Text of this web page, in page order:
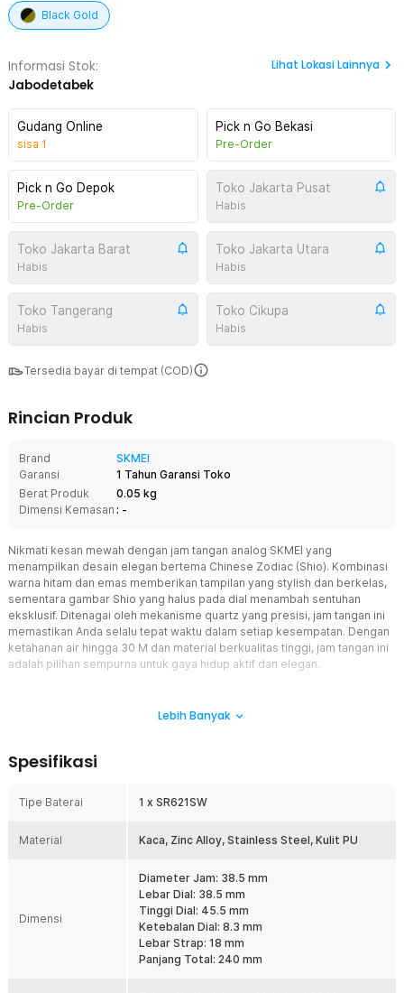
Black Gold
Informasi Stok:
Jabodetabek
Lihat Lokasi Lainnya
Gudang Online
sisa 1
Pick n Go Bekasi
Pre-Order
Pick n Go Depok
Pre-Order
Toko Jakarta Pusat
Habis
Toko Jakarta Barat
Habis
Toko Jakarta Utara
Habis
Toko Tangerang
Habis
Toko Cikupa
Habis
Tersedia bayar di tempat (COD)
Rincian Produk
Brand
SKMEI
Garansi
1 Tahun Garansi Toko
Berat Produk
0.05 kg
Dimensi Kemasan : -
Nikmati kesan mewah dengan jam tangan analog SKMEI yang
menampilkan desain elegan bertema Chinese Zodiac (Shio). Kombinasi
warna hitam dan emas memberikan tampilan yang stylish dan berkelas,
sementara gambar Shio yang halus pada dial menambah sentuhan
eksklusif. Ditenagai oleh mekanisme quartz yang presisi, jam tangan ini
memastikan Anda selalu tepat waktu dalam setiap kesempatan. Dengan
ketahanan air hingga 30 M dan material berkualitas tinggi, jam tangan ini
adalah pilihan sempurna untuk gaya hidup aktif dan elegan.
Chinese Zodiac atau dikenal dengan sebutan Shio. Dengan desain
diseluruh housing dial memberikan kesan elegan yang tak kalah
dengan jam tangan mahal di pasaran. Gambar Shio disematkan di
jam tangan ini terasa mewah dan mahal.
Tidak hanya menampilkan fashion elegan, jam tangan berseri 2327
besutan SKMEI dibekali dengan mesin bermekanisme quartz yang
dapat menampilkan waktu secara presisi dan akurat. Dengan
begitu, jam tangan seri 2327 ini mampu membantu Anda
memanajemen waktu dengan lebih baik sehingga Anda dapat
melaksanakan kegiatan atau pun menghadiri berbagai acara
Lebih Banyak
Spesifikasi
Tipe Baterai 1 x SR621SW
Material Kaca, Zinc Alloy, Stainless Steel, Kulit PU
Dimensi
Diameter Jam: 38.5 mm
Lebar Dial: 38.5 mm
Tinggi Dial: 45.5 mm
Ketebalan Dial: 8.3 mm
Lebar Strap: 18 mm
Panjang Total: 240 mm